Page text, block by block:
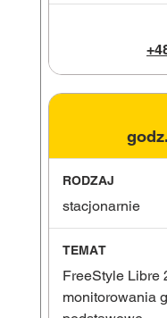
stacjonarnie
FreeStyle Libre
monitorowania